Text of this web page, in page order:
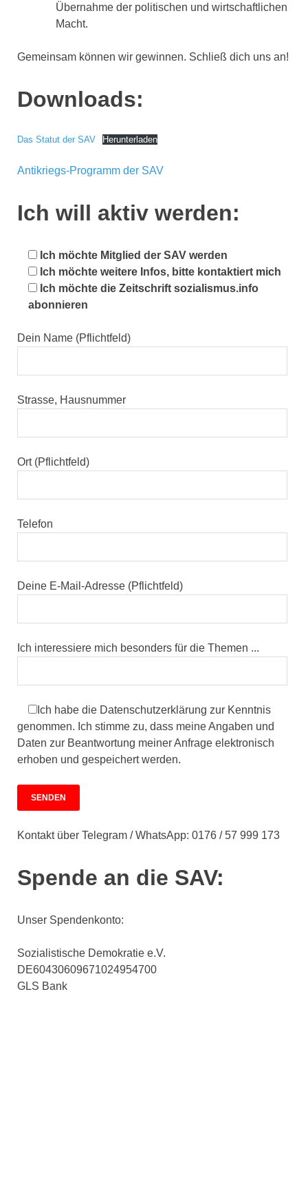
Übernahme der politischen und wirtschaftlichen
Macht.
Gemeinsam können wir gewinnen. Schließ dich uns an!
Downloads:
Das Statut der SAV Herunterladen
Antikriegs-Programm der SAV
Ich will aktiv werden:
Ich möchte Mitglied der SAV werden
Ich möchte weitere Infos, bitte kontaktiert mich
Ich möchte die Zeitschrift sozialismus.info
abonnieren
Dein Name (Pflichtfeld)
Strasse, Hausnummer
Ort (Pflichtfeld)
Telefon
Deine E-Mail-Adresse (Pflichtfeld)
Ich interessiere mich besonders für die Themen ...
Ich habe die Datenschutzerklärung zur Kenntnis
genommen. Ich stimme zu, dass meine Angaben und
Daten zur Beantwortung meiner Anfrage elektronisch
erhoben und gespeichert werden.
Kontakt über Telegram / WhatsApp: 0176 / 57 999 173
Spende an die SAV:
Unser Spendenkonto:
Sozialistische Demokratie e.V.
DE60430609671024954700
GLS Bank